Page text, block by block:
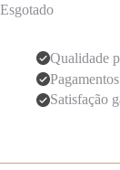
Esgotado
Qualidade
Satisfação